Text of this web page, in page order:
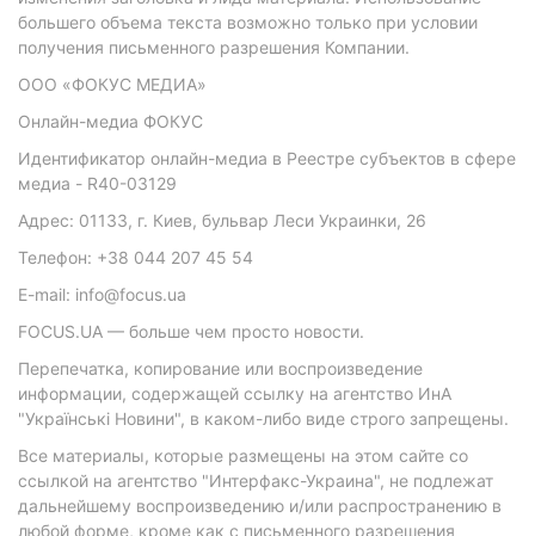
большего объема текста возможно только при условии
получения письменного разрешения Компании.
ООО «ФОКУС МЕДИА»
Онлайн-медиа ФОКУС
Идентификатор онлайн-медиа в Реестре субъектов в сфере
медиа - R40-03129
Адрес: 01133, г. Киев, бульвар Леси Украинки, 26
Телефон: +38 044 207 45 54
E-mail: info@focus.ua
FOCUS.UA — больше чем просто новости.
Перепечатка, копирование или воспроизведение
информации, содержащей ссылку на агентство ИнА
"Українські Новини", в каком-либо виде строго запрещены.
Все материалы, которые размещены на этом сайте со
ссылкой на агентство "Интерфакс-Украина", не подлежат
дальнейшему воспроизведению и/или распространению в
любой форме, кроме как с письменного разрешения